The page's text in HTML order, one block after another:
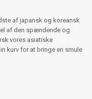
af japansk og koreansk
af den spændende og
vores asiatiske
kurv for at bringe en smule